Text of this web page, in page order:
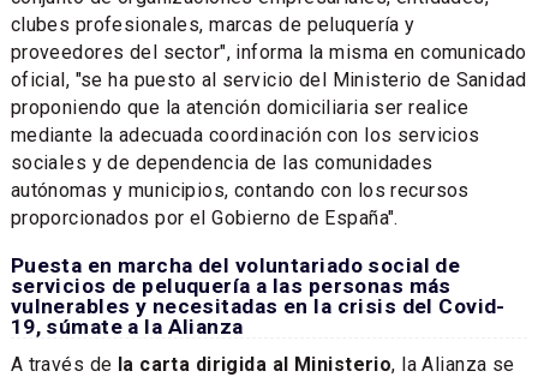
clubes profesionales, marcas de peluquería y
proveedores del sector", informa la misma en comunicado
oficial, "se ha puesto al servicio del Ministerio de Sanidad
proponiendo que la atención domiciliaria ser realice
mediante la adecuada coordinación con los servicios
sociales y de dependencia de las comunidades
autónomas y municipios, contando con los recursos
proporcionados por el Gobierno de España".
Puesta en marcha del voluntariado social de
servicios de peluquería a las personas más
vulnerables y necesitadas en la crisis del Covid-
19, súmate a la Alianza
A través de la carta dirigida al Ministerio, la Alianza se